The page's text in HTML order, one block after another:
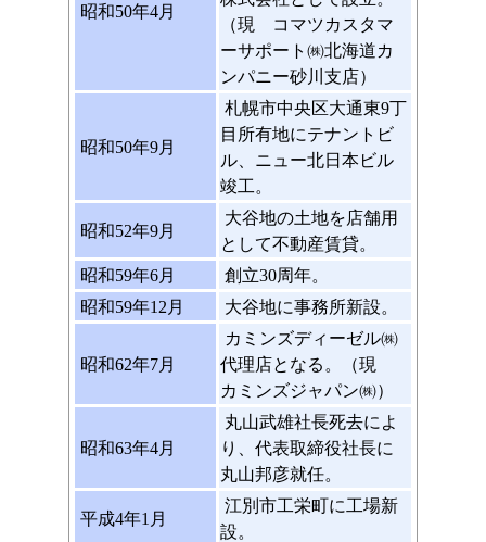
昭和50年4月
（現 コマツカスタマ
ーサポート㈱北海道カ
ンパニー砂川支店）
昭和50年9月
札幌市中央区大通東9丁
目所有地にテナントビ
ル、ニュー北日本ビル
竣工。
昭和52年9月
大谷地の土地を店舗用
として不動産賃貸。
昭和59年6月
創立30周年。
昭和59年12月
大谷地に事務所新設。
昭和62年7月
カミンズディーゼル㈱
代理店となる。（現
カミンズジャパン㈱）
昭和63年4月
丸山武雄社長死去によ
り、代表取締役社長に
丸山邦彦就任。
平成4年1月
江別市工栄町に工場新
設。